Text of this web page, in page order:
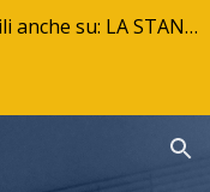
Da oggi i nostri titoli sono disponibili anche su: LA STANZA DELLA MUSICA - La tua libreria musicale